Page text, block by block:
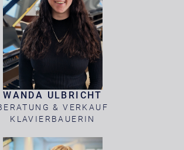
WANDA ULBRICHT
& VERKAUF
KLAVIERBAUERIN